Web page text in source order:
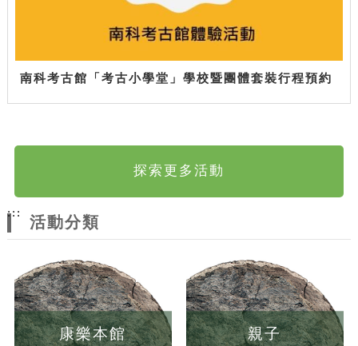
南科考古館「考古小學堂」學校暨團體套裝行程預約
探索更多活動
:::
活動分類
康樂本館 親子